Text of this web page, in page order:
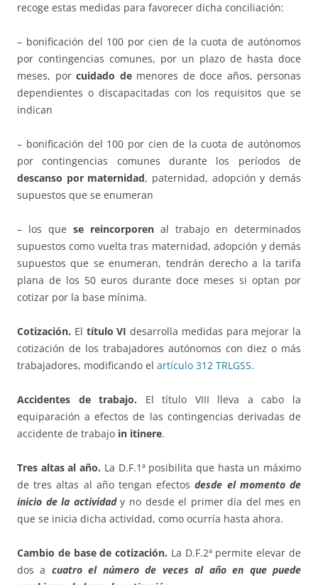
recoge estas medidas para favorecer dicha conciliación:
– bonificación del 100 por cien de la cuota de autónomos
por contingencias comunes, por un plazo de hasta doce
meses, por cuidado demenores de doce años, personas
dependientes o discapacitadas con los requisitos que se
indican
– bonificación del 100 por cien de la cuota de autónomos
por contingencias comunes durante los períodos de
descanso por maternidad, paternidad, adopción y demás
supuestos que se enumeran
– los que se reincorporen al trabajo en determinados
supuestos como vuelta tras maternidad, adopción y demás
supuestos que se enumeran, tendrán derecho a la tarifa
plana de los 50 euros durante doce meses si optan por
cotizar por la base mínima.
Cotización. El título VI desarrolla medidas para mejorar la
cotización de los trabajadores autónomos con diez o más
trabajadores, modificando el artículo 312 TRLGSS.
Accidentes de trabajo. El título VIII lleva a cabo la
equiparación a efectos de las contingencias derivadas de
accidente de trabajo in itinere.
Tres altas al año. La D.F.1ª posibilita que hasta un máximo
de tres altas al año tengan efectosdesde el momento de
inicio de la actividady no desde el primer día del mes en
que se inicia dicha actividad, como ocurría hasta ahora.
Cambio de base de cotización. La D.F.2ª permite elevar de
dos a cuatro el número de veces al año en que puede